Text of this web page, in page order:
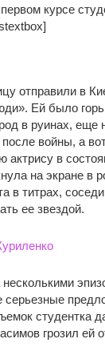
курсе
отправили в
Ей было
в руинах, еще
войны, а
актрису в
на экране в
в титрах,
ее звездой.
несколькими
серьезные
студентка
грозил ей